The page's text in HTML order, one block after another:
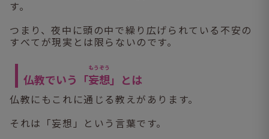
す。
つまり、夜中に頭の中で繰り広げられている不安の
すべてが現実とは限らないのです。
仏教でいう「妄想
もうぞう
」とは
仏教にもこれに通じる教えがあります。
それは「妄想」という言葉です。